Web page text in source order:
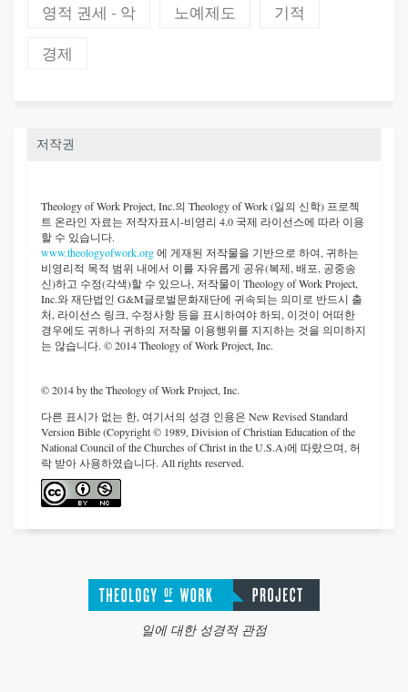
영적 권세 - 악 노예제도 기적
경제
저작권
Theology of Work Project, Inc.의 Theology of Work (일의 신학) 프로젝
트 온라인 자료는 저작자표시-비영리 4.0 국제 라이선스에 따라 이용
할 수 있습니다.
www.theologyofwork.org에 게재된 저작물을 기반으로 하여, 귀하는
비영리적 목적 범위 내에서 이를 자유롭게 공유(복제, 배포, 공중송
신)하고 수정(각색)할 수 있으나, 저작물이 Theology of Work Project,
Inc.와 재단법인 G&M글로벌문화재단에 귀속되는 의미로 반드시 출
처, 라이선스 링크, 수정사항 등을 표시하여야 하되, 이것이 어떠한
경우에도 귀하나 귀하의 저작물 이용행위를 지지하는 것을 의미하지
는 않습니다. © 2014 Theology of Work Project, Inc.
© 2014 by the Theology of Work Project, Inc.
다른 표시가 없는 한, 여기서의 성경 인용은 New Revised Standard
Version Bible (Copyright © 1989, Division of Christian Education of the
National Council of the Churches of Christ in the U.S.A)에 따랐으며, 허
락 받아 사용하였습니다. All rights reserved.
일에 대한 성경적 관점